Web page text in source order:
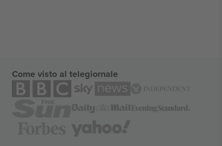
Come visto al telegiornale